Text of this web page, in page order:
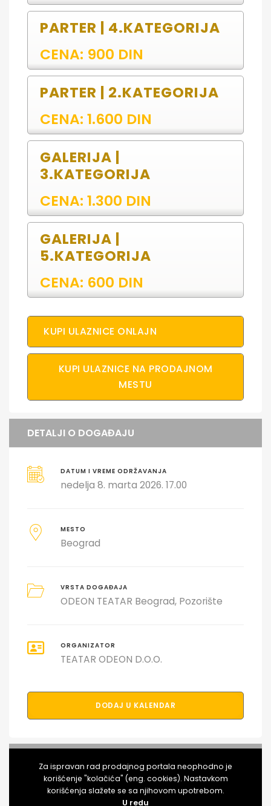
PARTER | 4.KATEGORIJA
CENA: 900 DIN
PARTER | 2.KATEGORIJA
CENA: 1.600 DIN
GALERIJA |
3.KATEGORIJA
CENA: 1.300 DIN
GALERIJA |
5.KATEGORIJA
CENA: 600 DIN
KUPI ULAZNICE ONLAJN
KUPI ULAZNICE NA PRODAJNOM
MESTU
DETALJI O DOGAĐAJU
DATUM I VREME ODRŽAVANJA
nedelja 8. marta 2026. 17.00
MESTO
Beograd
VRSTA DOGAĐAJA
ODEON TEATAR Beograd Pozorište
ORGANIZATOR
TEATAR ODEON D.O.O.
DODAJ U KALENDAR
Za ispravan rad prodajnog portala neophodno je
korišćenje "kolačića" (eng. cookies). Nastavkom
korišćenja slažete se sa njihovom upotrebom.
U redu